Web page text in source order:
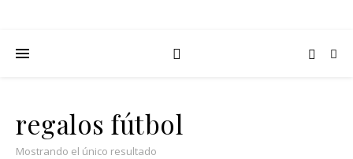
regalos fútbol
Mostrando el único resultado